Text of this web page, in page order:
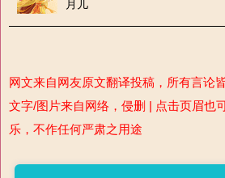
月儿
网文来自网友原文翻译投稿，所有言论
文字/图片来自网络，侵删 | 点击页眉也
乐，不作任何严肃之用途